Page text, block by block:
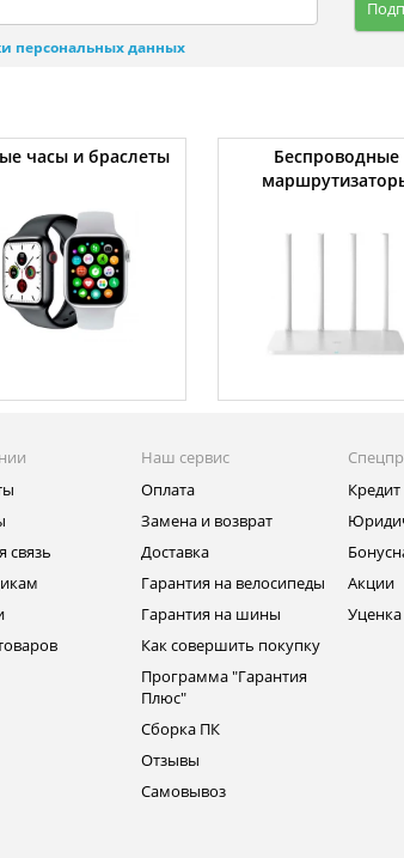
персональных данных
часы и браслеты
Беспроводные
связь
Наш сервис
Оплата
Замена и возврат
Доставка
Гарантия на велосипеды
Гарантия на шины
Как совершить покупку
Программа "Гарантия
Плюс"
Сборка ПК
Отзывы
Самовывоз
Кредит
Акции
Уценка